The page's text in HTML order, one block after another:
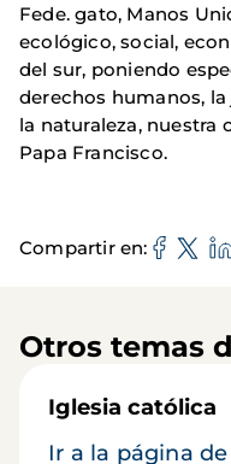
Fede. gato, Manos
ecológico, social,
del sur, poniendo
derechos humanos,
la naturaleza, nuestra
Papa Francisco.
Compartir en
Otros temas
Iglesia católica
Ir a la página